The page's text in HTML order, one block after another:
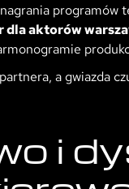
programów
dla aktorów
a gwiazda
i